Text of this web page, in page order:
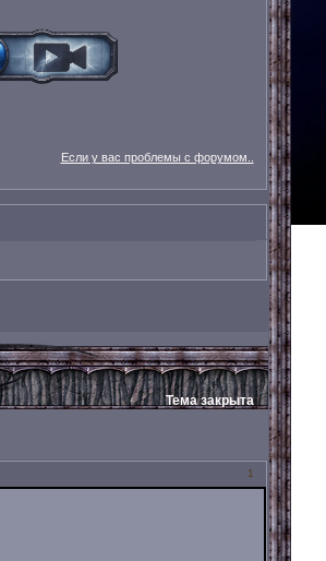
Если у вас проблемы с форумом..
Тема закрыта
1